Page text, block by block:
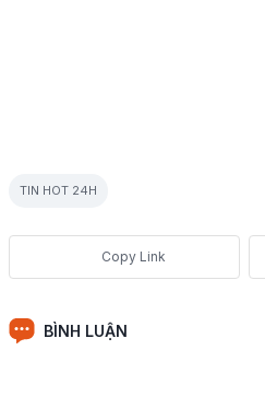
TIN HOT 24H
BÌNH LUẬN